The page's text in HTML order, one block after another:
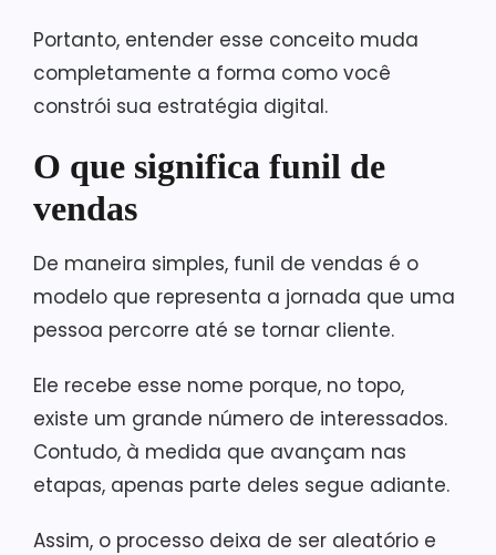
Portanto, entender esse conceito muda
completamente a forma como você
constrói sua estratégia digital.
O que significa funil de
vendas
De maneira simples, funil de vendas é o
modelo que representa a jornada que uma
pessoa percorre até se tornar cliente.
Ele recebe esse nome porque, no topo,
existe um grande número de interessados.
Contudo, à medida que avançam nas
etapas, apenas parte deles segue adiante.
Assim, o processo deixa de ser aleatório e